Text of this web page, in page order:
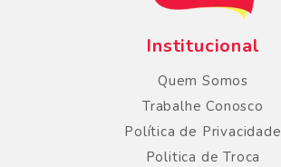
Institucional
Quem Somos
Trabalhe Conosco
Política de Privacidade
Politica de Troca